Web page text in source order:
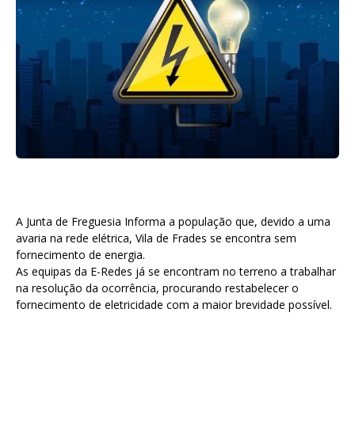
A Junta de Freguesia Informa a população que, devido a uma
avaria na rede elétrica, Vila de Frades se encontra sem
fornecimento de energia.
As equipas da E-Redes já se encontram no terreno a trabalhar
na resolução da ocorrência, procurando restabelecer o
fornecimento de eletricidade com a maior brevidade possível.